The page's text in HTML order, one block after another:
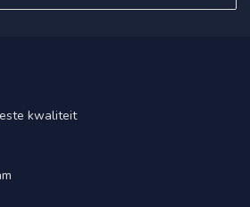
kwaliteit